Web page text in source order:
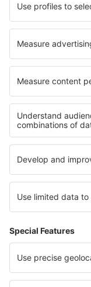
Hotels in Gillenfeld
Hotels in Strasatti
Hotels in Primm
Hotels in Hopton
Die besten Hotels -
Hotels in Goa
Hotels in Ost Grand
Hotels im Lavanttal